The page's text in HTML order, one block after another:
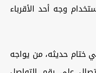
وجه أحد الأقرباء
ختام حديثه، من يواجه